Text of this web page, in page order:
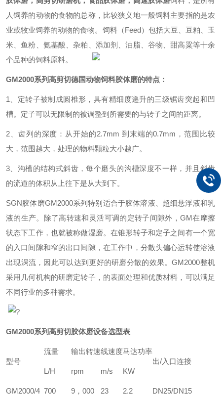
人饲养的动物的食物的总称，比较狭义地一般饲料主要指的是农
业或牧业饲养的动物的食物。饲料（Feed）包括大豆、豆粕、玉
米、鱼粉、氨基酸、杂粕、添加剂、油脂、谷物、甜高粱等十余
个品种的饲料原料。
GM2000系列高剪切德国动物饲料胶体磨的特点：
1、定转子被制成圆椎形，具有精细度递升的三级锯齿突起和凹
槽。定子可以无限制的被调整到所需要的与转子之间的距离。
2、齿列的深度：从开始的2.7mm 到末端的0.7mm，范围比较
大，范围越大，处理的物料颗粒大小越广。
3、沟槽的结构式斜齿，每个磨头的沟槽深度不一样，并且斜齿
的流道的体积从上往下是从大到下。
SGN胶体磨GM2000系列特别适合于胶体溶液、超细悬浮液和乳
液的生产。除了高转速和灵活可调的定转子间隙外， GM在摩擦
状态下工作，也就被称做湿磨。在锥形转子和定子之间有一个宽
的入口间隙和窄的出口间隙，在工作中，分散头偏心运转使溶液
出现涡流，因此可以达到更好的研磨分散的效果。GM2000整机
采用几何机构的研磨定转子，的表面处理和优质材料，可以满足
不同行业的多种需求。
?
GM2000系列高剪切胶体磨设备选型表
型号
流量
L/H
输出转速
rpm
线速度
m/s
马达功率
KW
出/入口连接
GM2000/4 700 9，000 23 2.2 DN25/DN15